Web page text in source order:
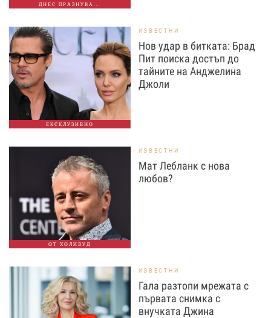
ДНЕС ПРАЗНУВА...
ЕКСКЛУЗИВНО
ИЗВЕСТНИ
Нов удар в битката: Брад
Пит поиска достъп до
тайните на Анджелина
Джоли
ОТ ХОЛИВУД
ИЗВЕСТНИ
Мат Лебланк с нова
любов?
ИЗВЕСТНИ
Гала разтопи мрежата с
първата снимка с
внучката Джина